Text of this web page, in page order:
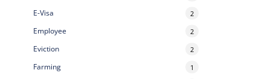
E-Visa 2
Employee 2
Eviction 2
Farming 1